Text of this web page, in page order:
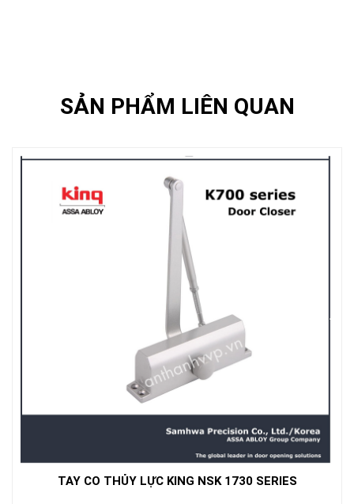
SẢN PHẨM LIÊN QUAN
TAY CO THỦY LỰC KING NSK 1730 SERIES